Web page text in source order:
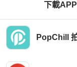
下載
PopChill